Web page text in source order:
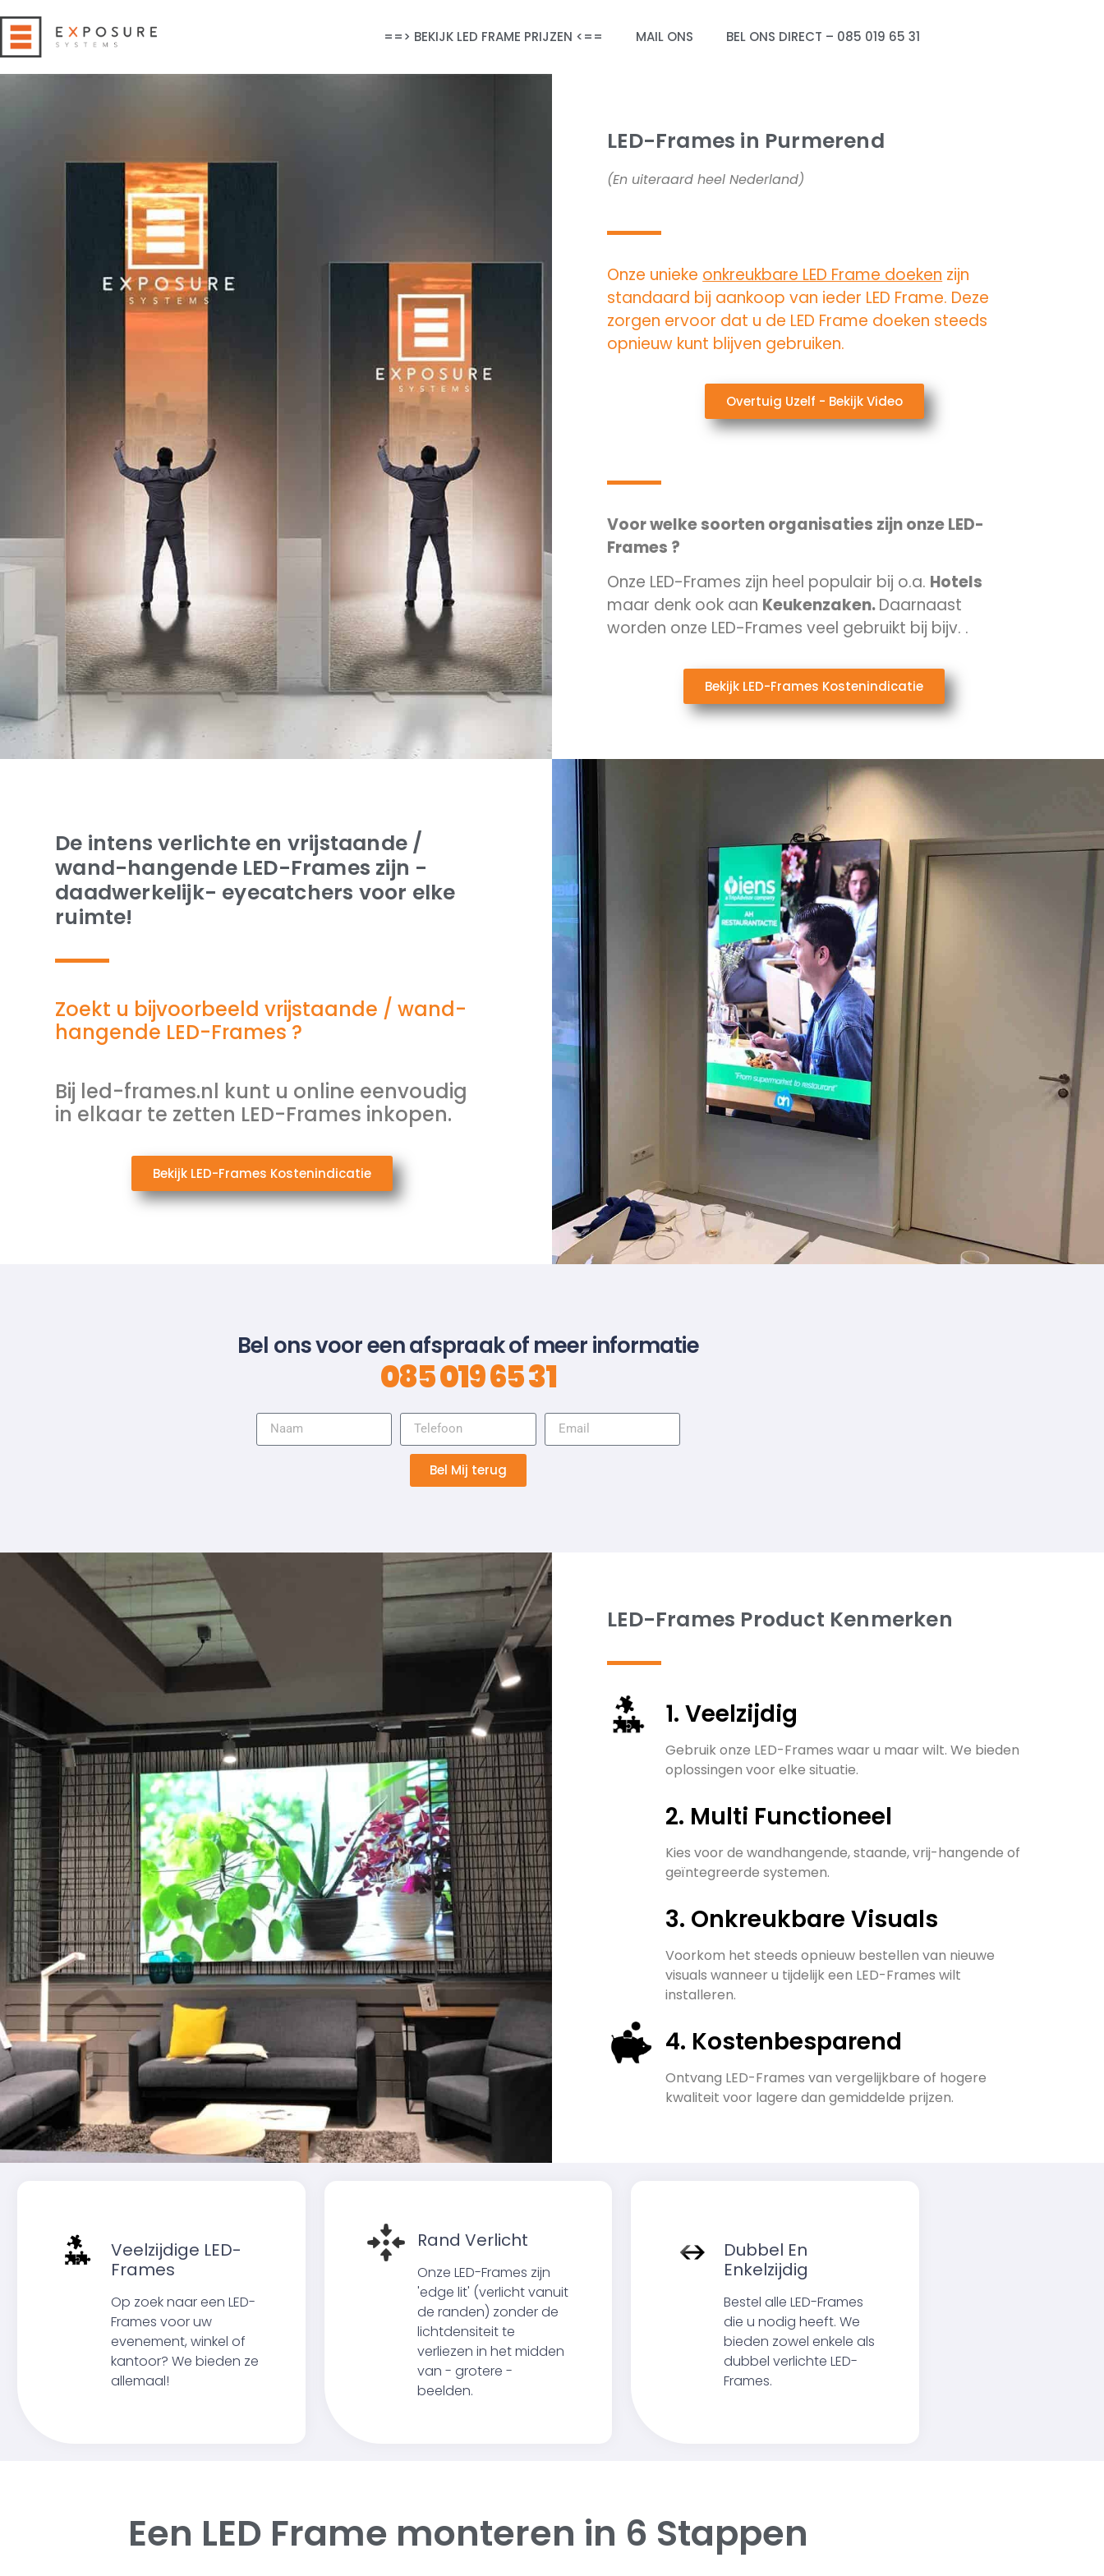
==> BEKIJK LED FRAME PRIJZEN <== MAIL ONS BEL ONS DIRECT – 085 019 65 31
LED-Frames in Purmerend
(En uiteraard heel Nederland)
Onze unieke onkreukbare LED Frame doeken zijn
standaard bij aankoop van ieder LED Frame. Deze
zorgen ervoor dat u de LED Frame doeken steeds
opnieuw kunt blijven gebruiken.
Overtuig Uzelf - Bekijk Video
Voor welke soorten organisaties zijn onze LED-
Frames ?
Onze LED-Frames zijn heel populair bij o.a. Hotels
maar denk ook aan Keukenzaken.Daarnaast
worden onze LED-Frames veel gebruikt bij bijv. .
Bekijk LED-Frames Kostenindicatie
De intens verlichte en vrijstaande /
wand-hangende LED-Frames zijn -
daadwerkelijk- eyecatchers voor elke
ruimte!
Zoekt u bijvoorbeeld vrijstaande / wand-
hangende LED-Frames ?
Bij led-frames.nl kunt u online eenvoudig
in elkaar te zetten LED-Frames inkopen.
Bekijk LED-Frames Kostenindicatie
Bel ons voor een afspraak of meer informatie
085 019 65 31
Bel Mij terug
LED-Frames Product Kenmerken
1. Veelzijdig
Gebruik onze LED-Frames waar u maar wilt. We bieden
oplossingen voor elke situatie.
2. Multi Functioneel
Kies voor de wandhangende, staande, vrij-hangende of
geïntegreerde systemen.
3. Onkreukbare Visuals
Voorkom het steeds opnieuw bestellen van nieuwe
visuals wanneer u tijdelijk een LED-Frames wilt
installeren.
4. Kostenbesparend
Ontvang LED-Frames van vergelijkbare of hogere
kwaliteit voor lagere dan gemiddelde prijzen.
Veelzijdige LED-
Frames
Op zoek naar een LED-
Frames voor uw
evenement, winkel of
kantoor? We bieden ze
allemaal!
Rand Verlicht
Onze LED-Frames zijn
'edge lit' (verlicht vanuit
de randen) zonder de
lichtdensiteit te
verliezen in het midden
van - grotere -
beelden.
Dubbel En
Enkelzijdig
Bestel alle LED-Frames
die u nodig heeft. We
bieden zowel enkele als
dubbel verlichte LED-
Frames.
Een LED Frame monteren in 6 Stappen